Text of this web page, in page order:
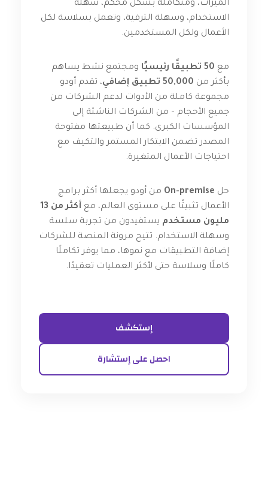
الميزات، ومتكاملة بشكل محكم، سهلة
الاستخدام، وسهلة الترقية، وتعمل بسلاسة لكل
الأعمال ولكل المستخدمين.
مع 50 تطبيقًا رئيسيًا
ومجتمع نشط يساهم
بأكثر من 50,000 تطبيق إضافي
، تقدم أودو
مجموعة كاملة من الأدوات لدعم الشركات من
جميع الأحجام – من الشركات الناشئة إلى
المؤسسات الكبرى. كما أن طبيعتها مفتوحة
المصدر تضمن الابتكار المستمر والتكيف مع
احتياجات الأعمال المتغيرة.
حل On-premise من أودو يجعلها أكثر برامج
الأعمال تثبيتًا على مستوى العالم، مع
أكثر من 13
مليون مستخدم يستفيدون من تجربة سلسة
وسهلة الاستخدام. تتيح مرونة المنصة للشركات
إضافة التطبيقات مع نموها، مما يوفر تكاملًا
كاملًا وسلاسة حتى لأكثر العمليات تعقيدًا.
إستكشف
احصل على إستشارة